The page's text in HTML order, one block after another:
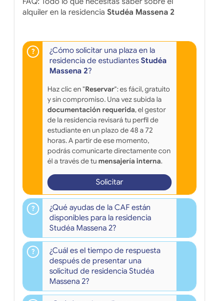
alquiler en la residencia Studéa Massena 2
¿Cómo solicitar una plaza en la
residencia de estudiantes Studéa
Massena 2?
Haz clic en "Reservar": es fácil, gratuito
y sin compromiso. Una vez subida la
documentación requerida, el gestor
de la residencia revisará tu perfil de
estudiante en un plazo de 48 a 72
horas. A partir de ese momento,
podrás comunicarte directamente con
él a través de tu mensajería interna.
Solicitar
¿Qué ayudas de la CAF están
disponibles para la residencia
Studéa Massena 2?
¿Cuál es el tiempo de respuesta
después de presentar una
solicitud de residencia Studéa
Massena 2?